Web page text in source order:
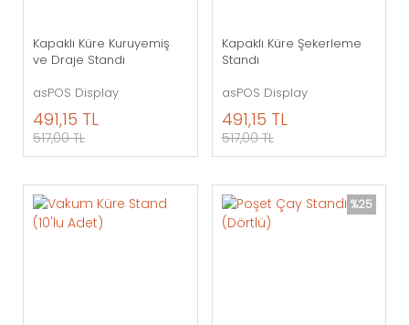
Kapaklı Küre Kuruyemiş
ve Draje Standı
asPOS Display
491,15 TL
517,00 TL
Kapaklı Küre Şekerleme
Standı
asPOS Display
491,15 TL
517,00 TL
%25